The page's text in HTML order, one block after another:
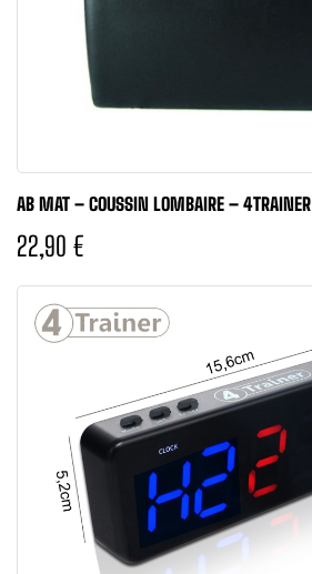
AB MAT – COUSSIN LOMBAIRE – 4TRAINER
22,90 €